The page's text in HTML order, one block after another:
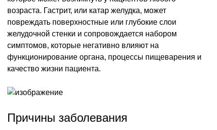
возраста. Гастрит, или катар желудка, может
повреждать поверхностные или глубокие слои
желудочной стенки и сопровождается набором
симптомов, которые негативно влияют на
функционирование органа, процессы пищеварения и
качество жизни пациента.
Причины заболевания